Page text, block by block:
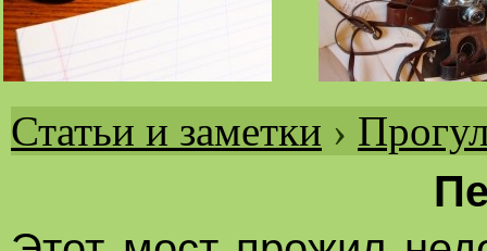
Вы
Статьи и заметки ›